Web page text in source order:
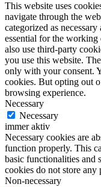
This website uses
navigate through the
categorized as
essential for the
also use third-party
you use this website.
only with your consent.
cookies. But opting out
browsing experience.
Necessary
Necessary
immer aktiv
Necessary cookies are
function properly. This
basic functionalities and
cookies do not store any
Non-necessary